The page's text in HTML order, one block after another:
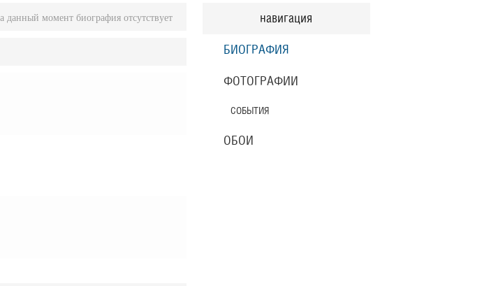
навигация
БИОГРАФИЯ
ФОТОГРАФИИ
СОБЫТИЯ
ОБОИ
данный момент биография отсутствует